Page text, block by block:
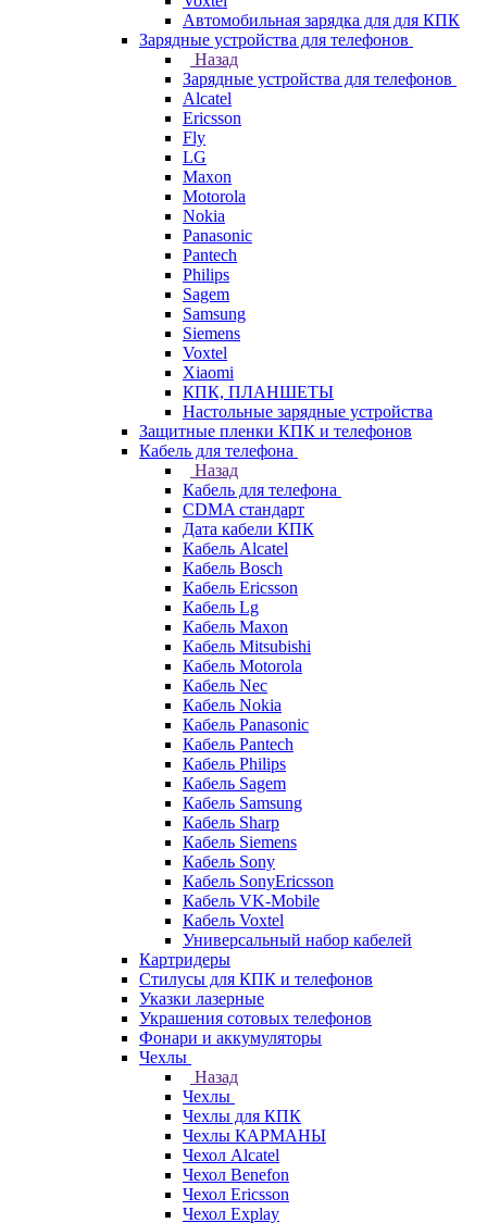
Автомобильная зарядка для для КПК
Зарядные устройства для телефонов
Назад
Зарядные устройства для телефонов
Alcatel
Ericsson
Fly
LG
Maxon
Motorola
Nokia
Panasonic
Pantech
Philips
Sagem
Samsung
Siemens
Voxtel
Xiaomi
КПК, ПЛАНШЕТЫ
Настольные зарядные устройства
Защитные пленки КПК и телефонов
Кабель для телефона
Назад
Кабель для телефона
CDMA стандарт
Дата кабели КПК
Кабель Alcatel
Кабель Bosch
Кабель Ericsson
Кабель Lg
Кабель Maxon
Кабель Mitsubishi
Кабель Motorola
Кабель Nec
Кабель Nokia
Кабель Panasonic
Кабель Pantech
Кабель Philips
Кабель Sagem
Кабель Samsung
Кабель Sharp
Кабель Siemens
Кабель Sony
Кабель SonyEricsson
Кабель VK-Mobile
Кабель Voxtel
Универсальный набор кабелей
Картридеры
Стилусы для КПК и телефонов
Указки лазерные
Украшения сотовых телефонов
Фонари и аккумуляторы
Чехлы
Назад
Чехлы
Чехлы для КПК
Чехлы КАРМАНЫ
Чехол Alcatel
Чехол Benefon
Чехол Ericsson
Чехол Explay